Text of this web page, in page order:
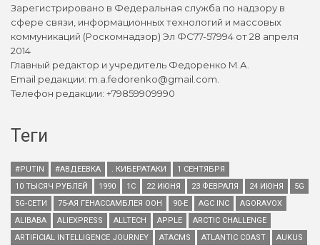
Зарегистрировано в Федеральная служба по надзору в
сфере связи, информационных технологий и массовых
коммуникаций (Роскомнадзор) Эл ФС77-57994 от 28 апреля
2014
Главный редактор и учредитель Федоренко М.А.
Email редакции: m.a.fedorenko@gmail.com.
Телефон редакции: +79859909990
Теги
#PUTIN #АВДЕЕВКА . КИБЕРАТАКИ
1 СЕНТЯБРЯ
10 ТЫСЯЧ РУБЛЕЙ
1990 1С 22 ИЮНЯ 23 ФЕВРАЛЯ 24 ИЮНЯ
5G
5G-СЕТИ
75-АЯ ГЕНАССАМБЛЕЯ ООН 90-Е AGC INC
AGORAVOX
ALIBABA
ALIEXPRESS ALLTECH APPLE
ARCTIC CHALLENGE
ARTIFICIAL INTELLIGENCE JOURNEY
ATACMS ATLANTIC COAST
AUKUS